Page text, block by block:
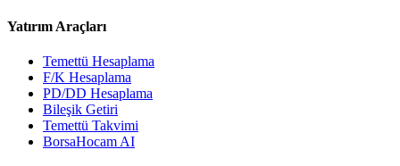
Yatırım Araçları
Temettü Hesaplama
F/K Hesaplama
PD/DD Hesaplama
Bileşik Getiri
Temettü Takvimi
BorsaHocam AI